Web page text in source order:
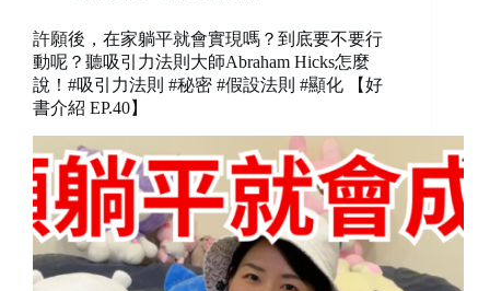
許願後，在家躺平就會實現嗎？到底要不要行
動呢？聽吸引力法則大師Abraham Hicks怎麼
說！#吸引力法則 #秘密 #假設法則 #顯化 【好
書介紹 EP.40】